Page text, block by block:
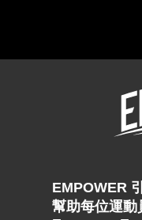
EMPOWER
幫助每位運動